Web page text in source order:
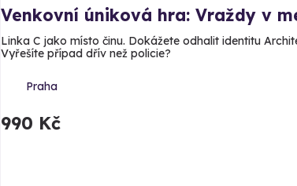
Venkovní úniková hra: Vraždy v
Linka C jako místo činu. Dokážete odhalit identitu
Vyřešíte případ dřív než policie?
Praha
990 Kč